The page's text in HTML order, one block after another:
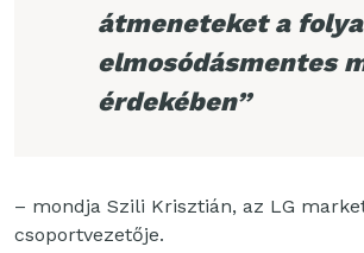
átmeneteket a
elmosódásmentes
érdekében”
– mondja Szili Krisztián, az LG
csoportvezetője.